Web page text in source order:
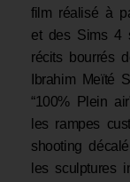
film réalisé à
et des Sims 4
récits bourrés
Ibrahim Meïté
“100% Plein
les rampes
shooting
les sculptures